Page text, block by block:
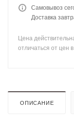
Самовывоз
Доставка
Цена
отличаться от цен
ОПИСАНИЕ